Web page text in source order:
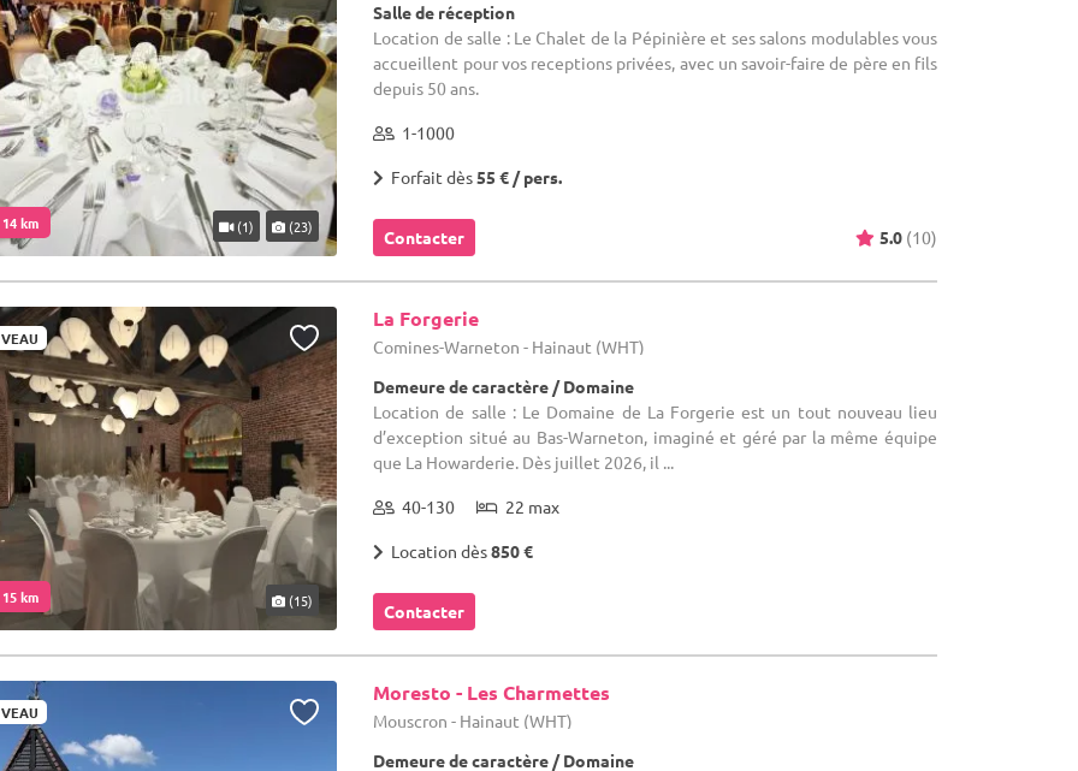
km (1) (23)
Salle de réception
Location de salle : Le Chalet de la Pépinière et ses salons modulables vous
accueillent pour vos receptions privées, avec un savoir-faire de père en fils
depuis 50 ans.
1-1000
Forfait dès55 € / pers.
Contacter 5.0 (10)
km (15)
La Forgerie
Comines-Warneton - Hainaut (WHT)
Demeure de caractère / Domaine
Location de salle : Le Domaine de La Forgerie est un tout nouveau lieu
d’exception situé au Bas-Warneton, imaginé et géré par la même équipe
que La Howarderie. Dès juillet 2026, il ...
40-130 22 max
Location dès850 €
Contacter
Moresto - Les Charmettes
Mouscron - Hainaut (WHT)
Demeure de caractère / Domaine